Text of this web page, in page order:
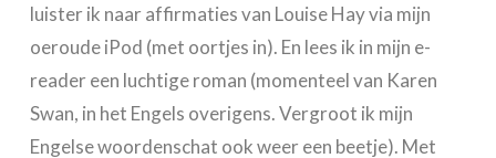
luister ik naar affirmaties van Louise Hay via mijn
oeroude iPod (met oortjes in). En lees ik in mijn e-
reader een luchtige roman (momenteel van Karen
Swan, in het Engels overigens. Vergroot ik mijn
Engelse woordenschat ook weer een beetje). Met